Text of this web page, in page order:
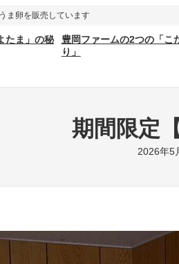
ま卵を販売しています
たま」の秘
豊岡ファームの2つの「こ
り」
期間限定
2026年5